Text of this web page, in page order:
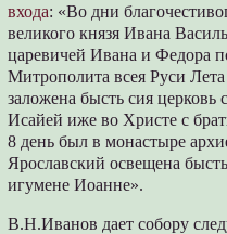
входа: «Во дни
великого князя Ивана
царевичей Ивана и Федора
Митрополита всея Руси
заложена бысть сия церковь
Исайей иже во Христе с
8 день был в монастыре
Ярославский освещена
игумене Иоанне».
В.Н.Иванов дает собору